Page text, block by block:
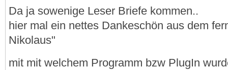
Da ja sowenige Leser Briefe kommen..
hier mal ein nettes Dankeschön aus dem
Nikolaus"
mit mit welchem Programm bzw PlugIn